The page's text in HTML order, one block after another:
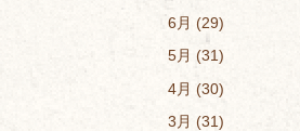
6月
29
5月
31
4月
30
3月
31